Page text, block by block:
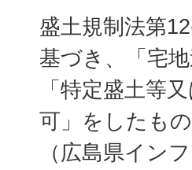
盛土規制法第
基づき、「宅
「特定盛土等
可」をしたも
（広島県イン